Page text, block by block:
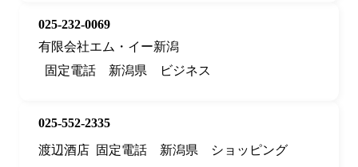
025-232-0069
有限会社エム・イー新潟
固定電話
新潟県 ビジネス
025-552-2335
渡辺酒店 固定電話 新潟県 ショッピング